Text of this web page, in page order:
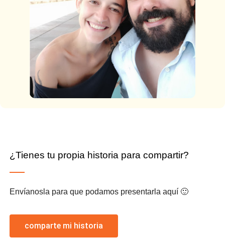
¿Tienes tu propia historia para compartir?
Envíanosla para que podamos presentarla aquí 🙂
comparte mi historia